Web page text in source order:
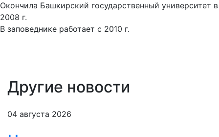
Окончила Башкирский государственный университет в
2008 г.
В заповеднике работает с 2010 г.
Другие новости
04 августа 2026